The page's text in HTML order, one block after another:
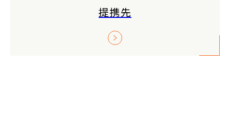
提携先